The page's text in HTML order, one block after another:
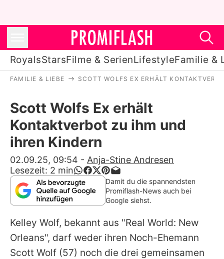
RoyalsStarsFilme & SerienLifestyleFamilie &
Stars
Filme & Serien
Lifestyle
Familie & Liebe
Promiflash Exklusiv
Alle Themen auf Promiflash
Jobs
FAMILIE & LIEBE SCOTT WOLFS EX ERHÄLT
Scott Wolfs Ex erhält
Kontaktverbot zu ihm und
ihren Kindern
02.09.25, 09:54 - Anja-Stine Andresen
Lesezeit: 2 min
Damit du die spannendsten
Promiflash-News auch bei
Google siehst.
Kelley Wolf, bekannt aus "Real World: New
Orleans", darf weder ihren Noch-Ehemann
Scott Wolf (57) noch die drei gemeinsamen